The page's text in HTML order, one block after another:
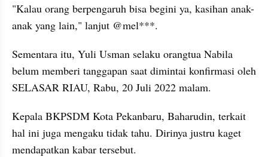
"Kalau orang berpengaruh bisa begini ya, kasihan anak-
anak yang lain," lanjut @mel***.
Sementara itu, Yuli Usman selaku orangtua Nabila
belum memberi tanggapan saat dimintai konfirmasi oleh
SELASAR RIAU, Rabu, 20 Juli 2022 malam.
Kepala BKPSDM Kota Pekanbaru, Baharudin, terkait
hal ini juga mengaku tidak tahu. Dirinya justru kaget
mendapatkan kabar tersebut.